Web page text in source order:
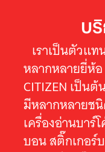
บ
เราเป็นตัวแ
หลากหลายยี่ห้อ
CITIZEN เป็น
มีหลากหลายช
เครื่องอ่านบาร์
บอน สติ๊กเกอร์